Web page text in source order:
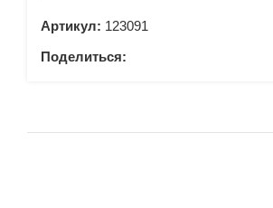
Артикул: 123091
Поделиться: